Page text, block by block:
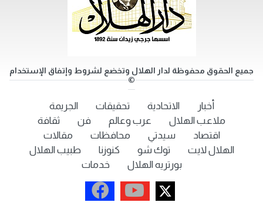
جميع الحقوق محفوظة لدار الهلال وتخضع لشروط وإتفاق الإستخدام
©
أخبار الاتحادية تحقيقات
الجريمة
ملاعب الهلال
عرب وعالم فن
ثقافة
اقتصاد
سيدتي محافظات
مقالات
الهلال لايت
توك شو كنوزنا
طبيب الهلال
بورتريه الهلال
خدمات